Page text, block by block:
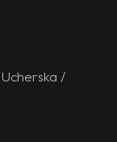
/